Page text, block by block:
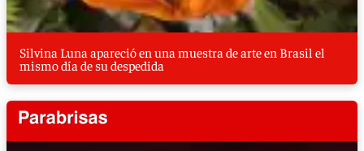
Silvina Luna apareció en una muestra de arte en Brasil el
mismo día de su despedida